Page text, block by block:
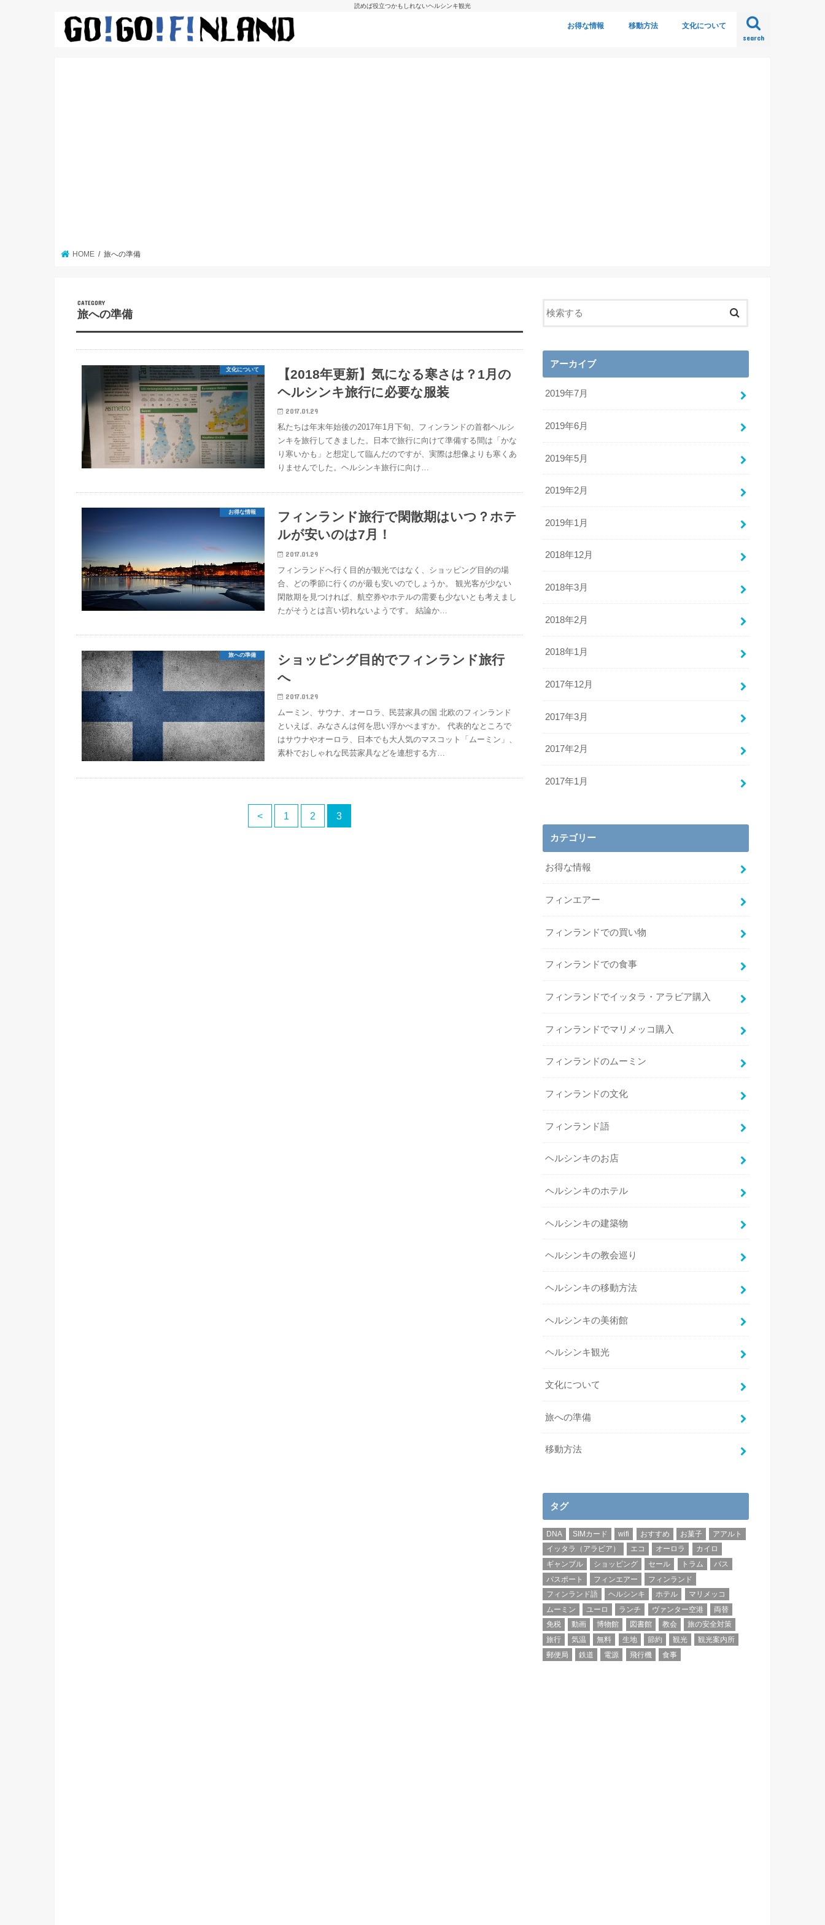
読めば役立つかもしれないヘルシンキ観光
search
お得な情報 移動方法 文化について
HOME 旅への準備
旅への準備
文化について
【2018年更新】気になる寒さは？1月の
ヘルシンキ旅行に必要な服装
2017.01.29
私たちは年末年始後の2017年1月下旬、フィンランドの首都ヘルシ
ンキを旅行してきました。日本で旅行に向けて準備する間は「かな
り寒いかも」と想定して臨んだのですが、実際は想像よりも寒くあ
りませんでした。ヘルシンキ旅行に向け…
お得な情報
フィンランド旅行で閑散期はいつ？ホテ
ルが安いのは7月！
2017.01.29
フィンランドへ行く目的が観光ではなく、ショッピング目的の場
合、どの季節に行くのが最も安いのでしょうか。 観光客が少ない
閑散期を見つければ、航空券やホテルの需要も少ないとも考えまし
たがそうとは言い切れないようです。 結論か…
旅への準備
ショッピング目的でフィンランド旅行
へ
2017.01.29
ムーミン、サウナ、オーロラ、民芸家具の国 北欧のフィンランド
といえば、みなさんは何を思い浮かべますか。 代表的なところで
はサウナやオーロラ、日本でも大人気のマスコット「ムーミン」、
素朴でおしゃれな民芸家具などを連想する方…
< 1 2 3
アーカイブ
2019年7月
2019年6月
2019年5月
2019年2月
2019年1月
2018年12月
2018年3月
2018年2月
2018年1月
2017年12月
2017年3月
2017年2月
2017年1月
カテゴリー
お得な情報
フィンエアー
フィンランドでの買い物
フィンランドでの食事
フィンランドでイッタラ・アラビア購入
フィンランドでマリメッコ購入
フィンランドのムーミン
フィンランドの文化
フィンランド語
ヘルシンキのお店
ヘルシンキのホテル
ヘルシンキの建築物
ヘルシンキの教会巡り
ヘルシンキの移動方法
ヘルシンキの美術館
ヘルシンキ観光
文化について
旅への準備
移動方法
タグ
DNA SIMカード wifi おすすめ お菓子
アアルト
イッタラ（アラビア）
エコ オーロラ
カイロ
ギャンブル
ショッピング セール トラム
バス
パスポート
フィンエアー
フィンランド
フィンランド語
ヘルシンキ ホテル
マリメッコ
ムーミン
ユーロ ランチ ヴァンター空港
両替
免税
動画 博物館 図書館 教会
旅の安全対策
旅行
気温 無料 生地 節約 観光
観光案内所
郵便局
鉄道 電源 飛行機 食事